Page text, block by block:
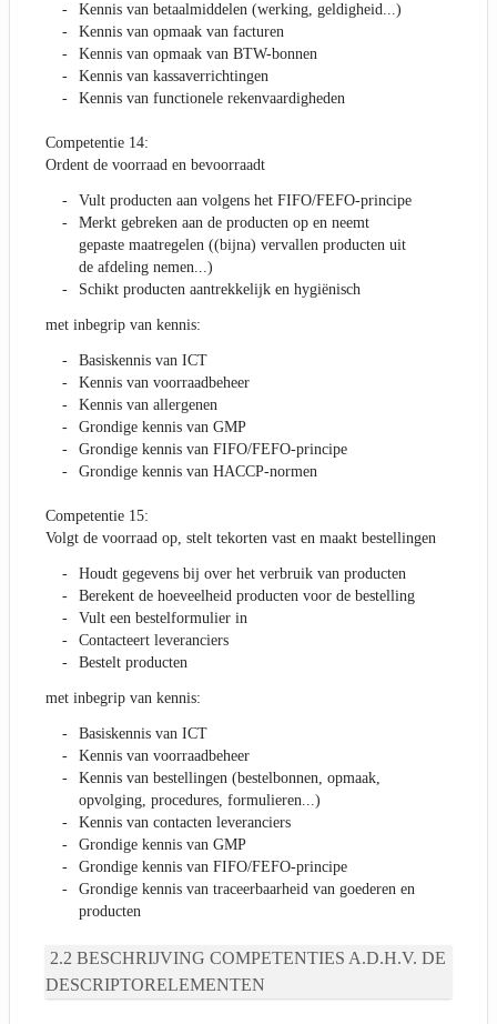
Kennis van betaalmiddelen (werking, geldigheid...)
Kennis van opmaak van facturen
Kennis van opmaak van BTW-bonnen
Kennis van kassaverrichtingen
Kennis van functionele rekenvaardigheden
Competentie 14:
Ordent de voorraad en bevoorraadt
Vult producten aan volgens het FIFO/FEFO-principe
Merkt gebreken aan de producten op en neemt
gepaste maatregelen ((bijna) vervallen producten uit
de afdeling nemen...)
Schikt producten aantrekkelijk en hygiënisch
met inbegrip van kennis:
Basiskennis van ICT
Kennis van voorraadbeheer
Kennis van allergenen
Grondige kennis van GMP
Grondige kennis van FIFO/FEFO-principe
Grondige kennis van HACCP-normen
Competentie 15:
Volgt de voorraad op, stelt tekorten vast en maakt bestellingen
Houdt gegevens bij over het verbruik van producten
Berekent de hoeveelheid producten voor de bestelling
Vult een bestelformulier in
Contacteert leveranciers
Bestelt producten
met inbegrip van kennis:
Basiskennis van ICT
Kennis van voorraadbeheer
Kennis van bestellingen (bestelbonnen, opmaak,
opvolging, procedures, formulieren...)
Kennis van contacten leveranciers
Grondige kennis van GMP
Grondige kennis van FIFO/FEFO-principe
Grondige kennis van traceerbaarheid van goederen en
producten
BESCHRIJVING COMPETENTIES A.D.H.V. DE
DESCRIPTORELEMENTEN